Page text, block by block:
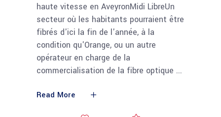
haute vitesse en AveyronMidi LibreUn
secteur où les habitants pourraient être
fibrés d'ici la fin de l'année, à la
condition qu'Orange, ou un autre
opérateur en charge de la
commercialisation de la fibre optique
Read More